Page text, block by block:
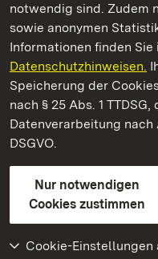
notwendig sind. Zudem
sowie anonymen
Informationen finden Sie
Datenschutzhinweisen.
Speicherung der
nach § 25 Abs. 1
Datenverarbeitung nach
DSGVO.
Nur notwendigen
Cookies zustimmen
Cookie-Einstellungen
Staatliche Schlösser und
Staatliche Schlösser
Kontakt
Gebärdensprache
Erklärung zur
BITV-konform (geprüfte
Weiteres